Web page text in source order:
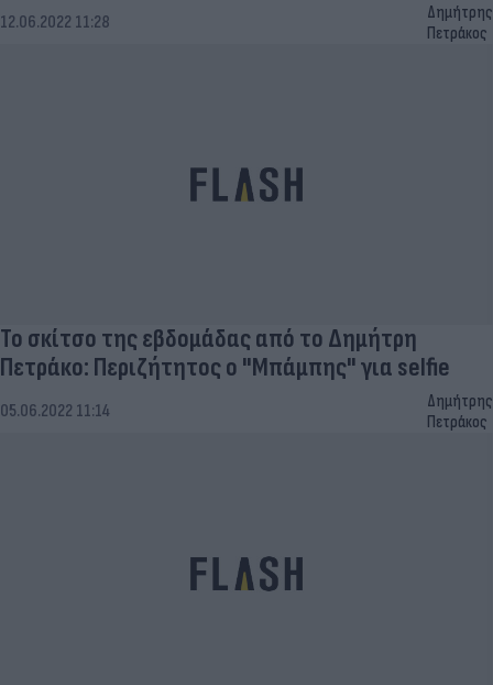
12.06.2022 11:28
Δημήτρης
Πετράκος
Το σκίτσο της εβδομάδας από το Δημήτρη
Πετράκο: Περιζήτητος ο "Μπάμπης" για selfie
05.06.2022 11:14
Δημήτρης
Πετράκος